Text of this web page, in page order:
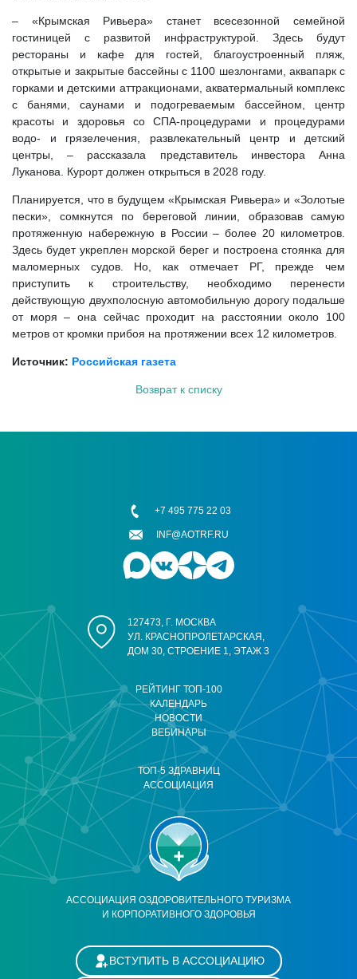
– «Крымская Ривьера» станет всесезонной семейной
гостиницей с развитой инфраструктурой. Здесь будут
рестораны и кафе для гостей, благоустроенный пляж,
открытые и закрытые бассейны с 1100 шезлонгами, аквапарк с
горками и детскими аттракционами, акватермальный комплекс
с банями, саунами и подогреваемым бассейном, центр
красоты и здоровья со СПА-процедурами и процедурами
водо- и грязелечения, развлекательный центр и детский
центры, – рассказала представитель инвестора Анна
Луканова. Курорт должен открыться в 2028 году.
Планируется, что в будущем «Крымская Ривьера» и «Золотые
пески», сомкнутся по береговой линии, образовав самую
протяженную набережную в России – более 20 километров.
Здесь будет укреплен морской берег и построена стоянка для
маломерных судов. Но, как отмечает РГ, прежде чем
приступить к строительству, необходимо перенести
действующую двухполосную автомобильную дорогу подальше
от моря – она сейчас проходит на расстоянии около 100
метров от кромки прибоя на протяжении всех 12 километров.
Источник: Российская газета
Возврат к списку
АССОЦИАЦИЯ ОЗДОРОВИТЕЛЬНОГО ТУРИЗМА
И КОРПОРАТИВНОГО ЗДОРОВЬЯ
РЕЙТИНГ ТОП-100
КАЛЕНДАРЬ
НОВОСТИ
ВЕБИНАРЫ
ТОП-5 ЗДРАВНИЦ
АССОЦИАЦИЯ
127473, Г. МОСКВА
УЛ. КРАСНОПРОЛЕТАРСКАЯ,
ДОМ 30, СТРОЕНИЕ 1, ЭТАЖ 3
+7 495 775 22 03
INF@AOTRF.RU
ВСТУПИТЬ В АССОЦИАЦИЮ